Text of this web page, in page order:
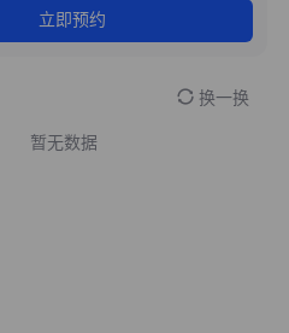
立即预约
换一换
暂无数据